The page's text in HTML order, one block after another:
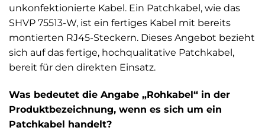
unkonfektionierte Kabel. Ein Patchkabel, wie das
SHVP 75513-W, ist ein fertiges Kabel mit bereits
montierten RJ45-Steckern. Dieses Angebot bezieht
sich auf das fertige, hochqualitative Patchkabel,
bereit für den direkten Einsatz.
Was bedeutet die Angabe „Rohkabel“ in der
Produktbezeichnung, wenn es sich um ein
Patchkabel handelt?